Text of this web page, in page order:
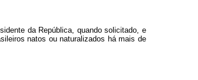
da República, quando solicitado, e
natos ou naturalizados há mais de